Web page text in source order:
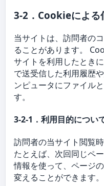
3-2．Cookieによる
当サイトは、訪問者の
ることがあります。
サイトを利用したとき
で送受信した利用履歴
ンピュータにファイル
す。
3-2-1．利用目的につい
訪問者の当サイト閲覧
たとえば、次回同じペ
情報を使って、ページ
変えることができます。